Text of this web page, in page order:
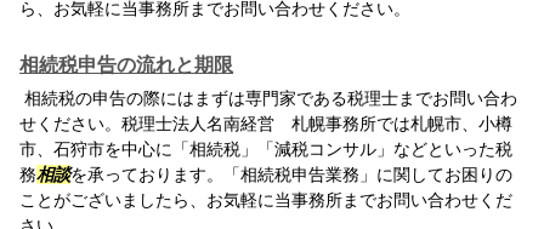
ら、お気軽に当事務所までお問い合わせください。
相続税申告の流れと期限
相続税の申告の際にはまずは専門家である税理士までお問い合わ
せください。税理士法人名南経営 札幌事務所では札幌市、小樽
市、石狩市を中心に「相続税」「減税コンサル」などといった税
務相談を承っております。「相続税申告業務」に関してお困りの
ことがございましたら、お気軽に当事務所までお問い合わせくだ